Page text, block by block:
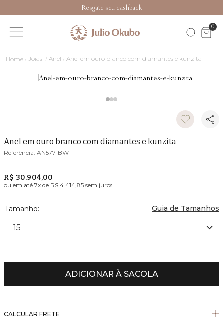
Resgate seu cashback
0
Joias Anel Anel em ouro branco com diamantes e kunzita
Anel em ouro branco com diamantes e kunzita
AN5771BW
R$ 30.904,00
ou em até 7x de R$ 4.414,85 sem juros
Guia de Tamanhos
15
ADICIONAR À SACOLA
CALCULAR FRETE